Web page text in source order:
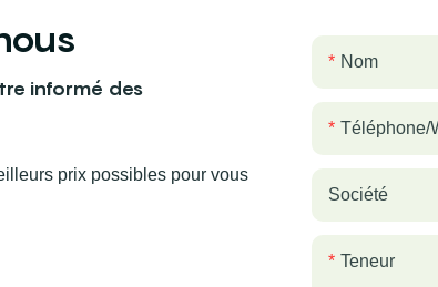
informé des
prix possibles pour vous
Nom
Téléphone/
Société
Teneur